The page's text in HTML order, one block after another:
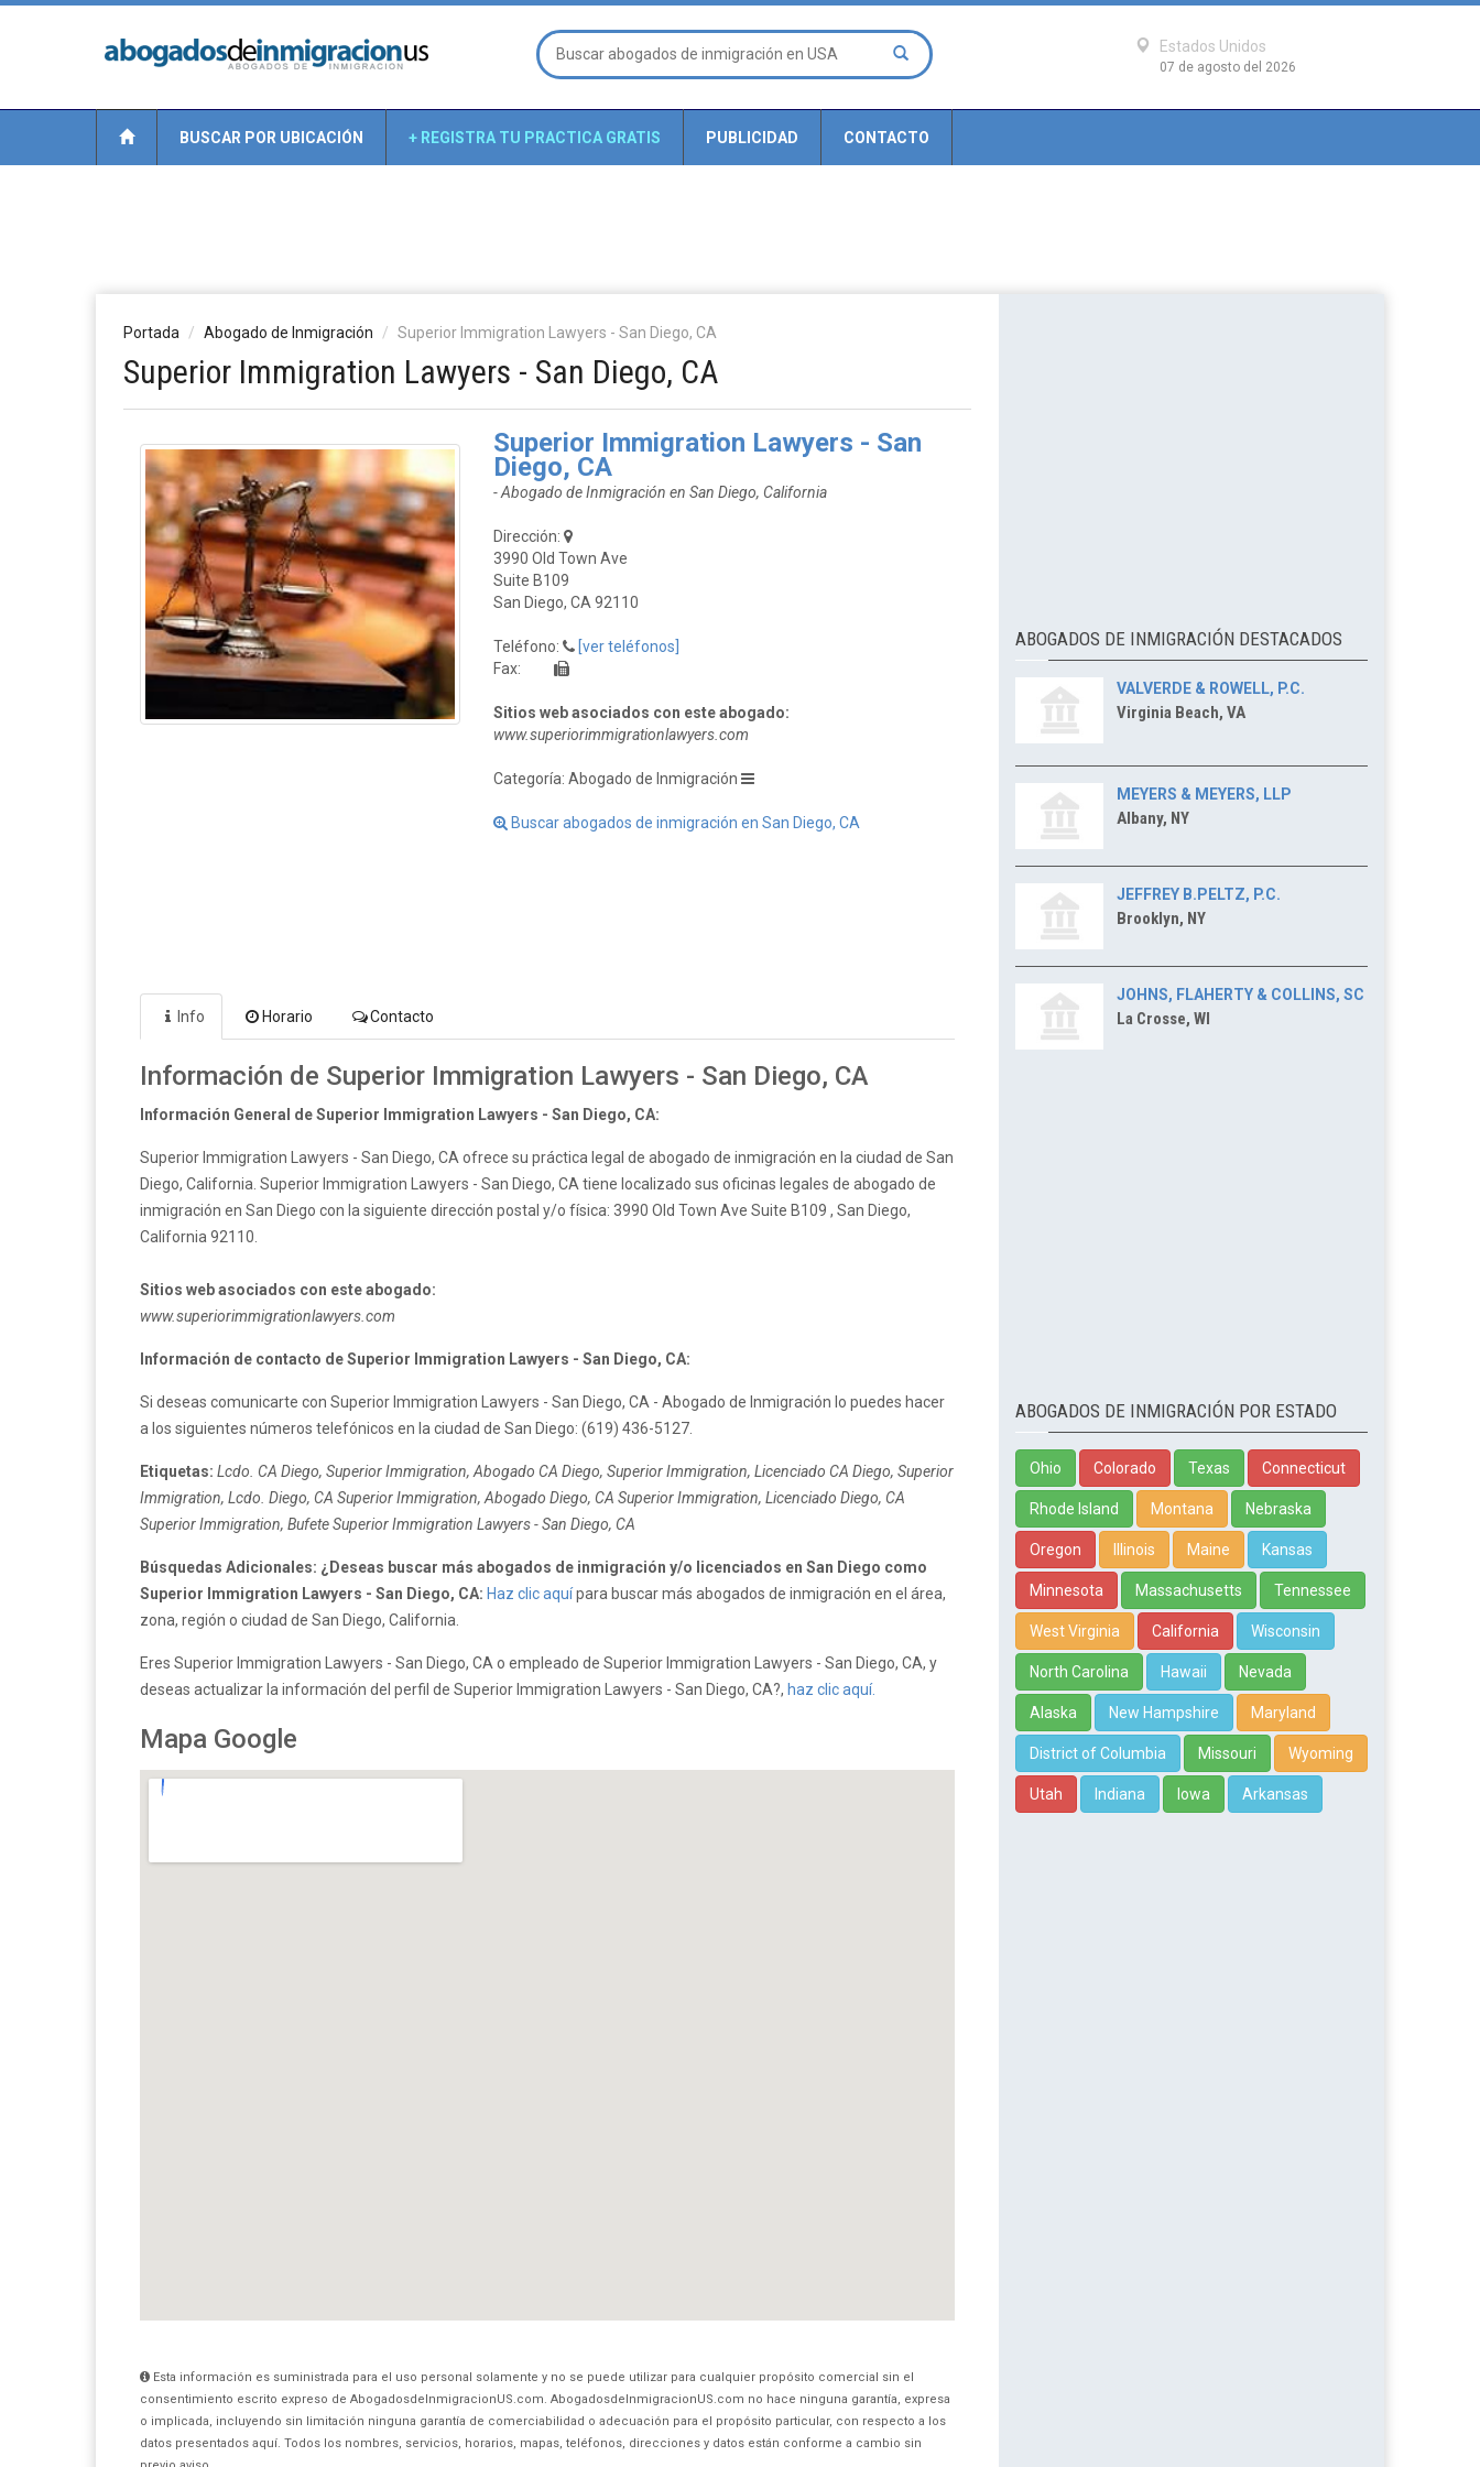
Estados Unidos
07 de agosto del 2026
BUSCAR POR UBICACIÓN + REGISTRA TU PRACTICA GRATIS PUBLICIDAD CONTACTO
Portada Abogado de Inmigración Superior Immigration Lawyers - San Diego, CA
Superior Immigration Lawyers - San Diego, CA
Superior Immigration Lawyers - San
Diego, CA
- Abogado de Inmigración en San Diego, California
Dirección:
3990 Old Town Ave
Suite B109
San Diego, CA 92110
Teléfono:
[ver teléfonos]
Fax:
Sitios web asociados con este abogado:
www.superiorimmigrationlawyers.com
Categoría: Abogado de Inmigración
Buscar abogados de inmigración en San Diego, CA
Info Horario Contacto
Información de Superior Immigration Lawyers - San Diego, CA
Información General de Superior Immigration Lawyers - San Diego, CA:
Superior Immigration Lawyers - San Diego, CA ofrece su práctica legal de abogado de inmigración en la ciudad de San
Diego, California. Superior Immigration Lawyers - San Diego, CA tiene localizado sus oficinas legales de abogado de
inmigración en San Diego con la siguiente dirección postal y/o física: 3990 Old Town Ave Suite B109 , San Diego,
California 92110.
Sitios web asociados con este abogado:
www.superiorimmigrationlawyers.com
Información de contacto de Superior Immigration Lawyers - San Diego, CA:
Si deseas comunicarte con Superior Immigration Lawyers - San Diego, CA - Abogado de Inmigración lo puedes hacer
a los siguientes números telefónicos en la ciudad de San Diego: (619) 436-5127.
Etiquetas: Lcdo. CA Diego, Superior Immigration, Abogado CA Diego, Superior Immigration, Licenciado CA Diego, Superior
Immigration, Lcdo. Diego, CA Superior Immigration, Abogado Diego, CA Superior Immigration, Licenciado Diego, CA
Superior Immigration, Bufete Superior Immigration Lawyers - San Diego, CA
Búsquedas Adicionales: ¿Deseas buscar más abogados de inmigración y/o licenciados en San Diego como
Superior Immigration Lawyers - San Diego, CA: Haz clic aquípara buscar más abogados de inmigración en el área,
zona, región o ciudad de San Diego, California.
Eres Superior Immigration Lawyers - San Diego, CA o empleado de Superior Immigration Lawyers - San Diego, CA, y
deseas actualizar la información del perfil de Superior Immigration Lawyers - San Diego, CA?, haz clic aquí.
Mapa Google
Esta información es suministrada para el uso personal solamente y no se puede utilizar para cualquier propósito comercial sin el
consentimiento escrito expreso de AbogadosdeInmigracionUS.com. AbogadosdeInmigracionUS.com no hace ninguna garantía, expresa
o implicada, incluyendo sin limitación ninguna garantía de comerciabilidad o adecuación para el propósito particular, con respecto a los
datos presentados aquí. Todos los nombres, servicios, horarios, mapas, teléfonos, direcciones y datos están conforme a cambio sin
ABOGADOS DE INMIGRACIÓN DESTACADOS
VALVERDE & ROWELL, P.C.
Virginia Beach, VA
MEYERS & MEYERS, LLP
Albany, NY
JEFFREY B.PELTZ, P.C.
Brooklyn, NY
JOHNS, FLAHERTY & COLLINS, SC
La Crosse, WI
ABOGADOS DE INMIGRACIÓN POR ESTADO
Ohio Colorado Texas Connecticut
Rhode Island Montana Nebraska
Oregon Illinois Maine Kansas
Minnesota Massachusetts Tennessee
West Virginia California Wisconsin
North Carolina Hawaii Nevada
Alaska New Hampshire Maryland
District of Columbia Missouri Wyoming
Utah Indiana Iowa Arkansas